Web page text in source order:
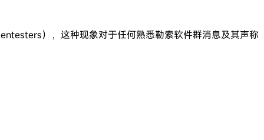
），这种现象对于任何熟悉勒索软件群消息及其声称